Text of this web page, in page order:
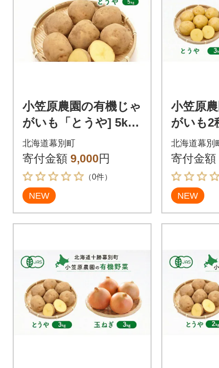
小笠原農園の有機じゃ
がいも「とうや] 5kg
《秋出荷先行予約》[5
3691396]
北海道幕別町
寄付金額 9,000円
（0件）
NEW
小笠原
がいも2
海こが
荷先行
0]
北海道幕別
寄付金額
NEW